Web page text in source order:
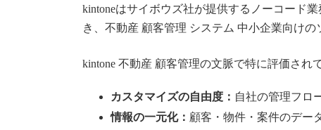
kintoneはサイボウズ社が提供するノーコード
き、不動産 顧客管理 システム 中小企業向け
kintone 不動産 顧客管理の文脈で特に評価され
カスタマイズの自由度： 自社の管理フロ
情報の一元化： 顧客・物件・案件のデー